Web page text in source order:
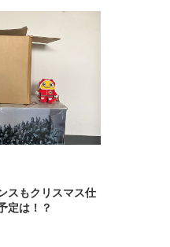
スもクリスマス仕
定は！？